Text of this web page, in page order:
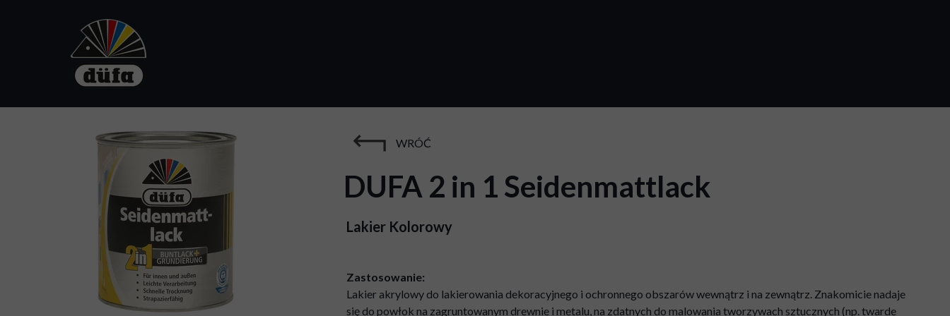
WRÓĆ
DUFA 2 in 1 Seidenmattlack
Lakier Kolorowy
Zastosowanie:
Lakier akrylowy do lakierowania dekoracyjnego i ochronnego obszarów wewnątrz i na zewnątrz. Znakomicie nadaje
się do powłok na zagruntowanym drewnie i metalu, na zdatnych do malowania tworzywach sztucznych (np. twarde